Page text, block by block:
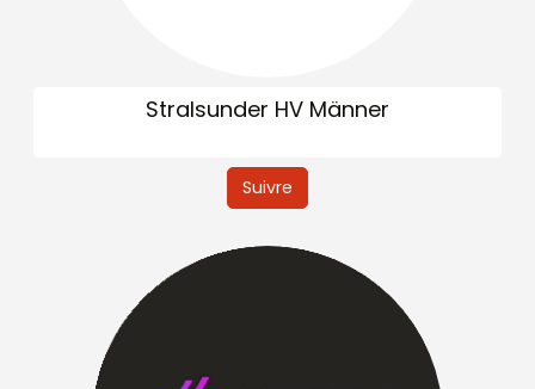
Stralsunder HV Männer
Suivre